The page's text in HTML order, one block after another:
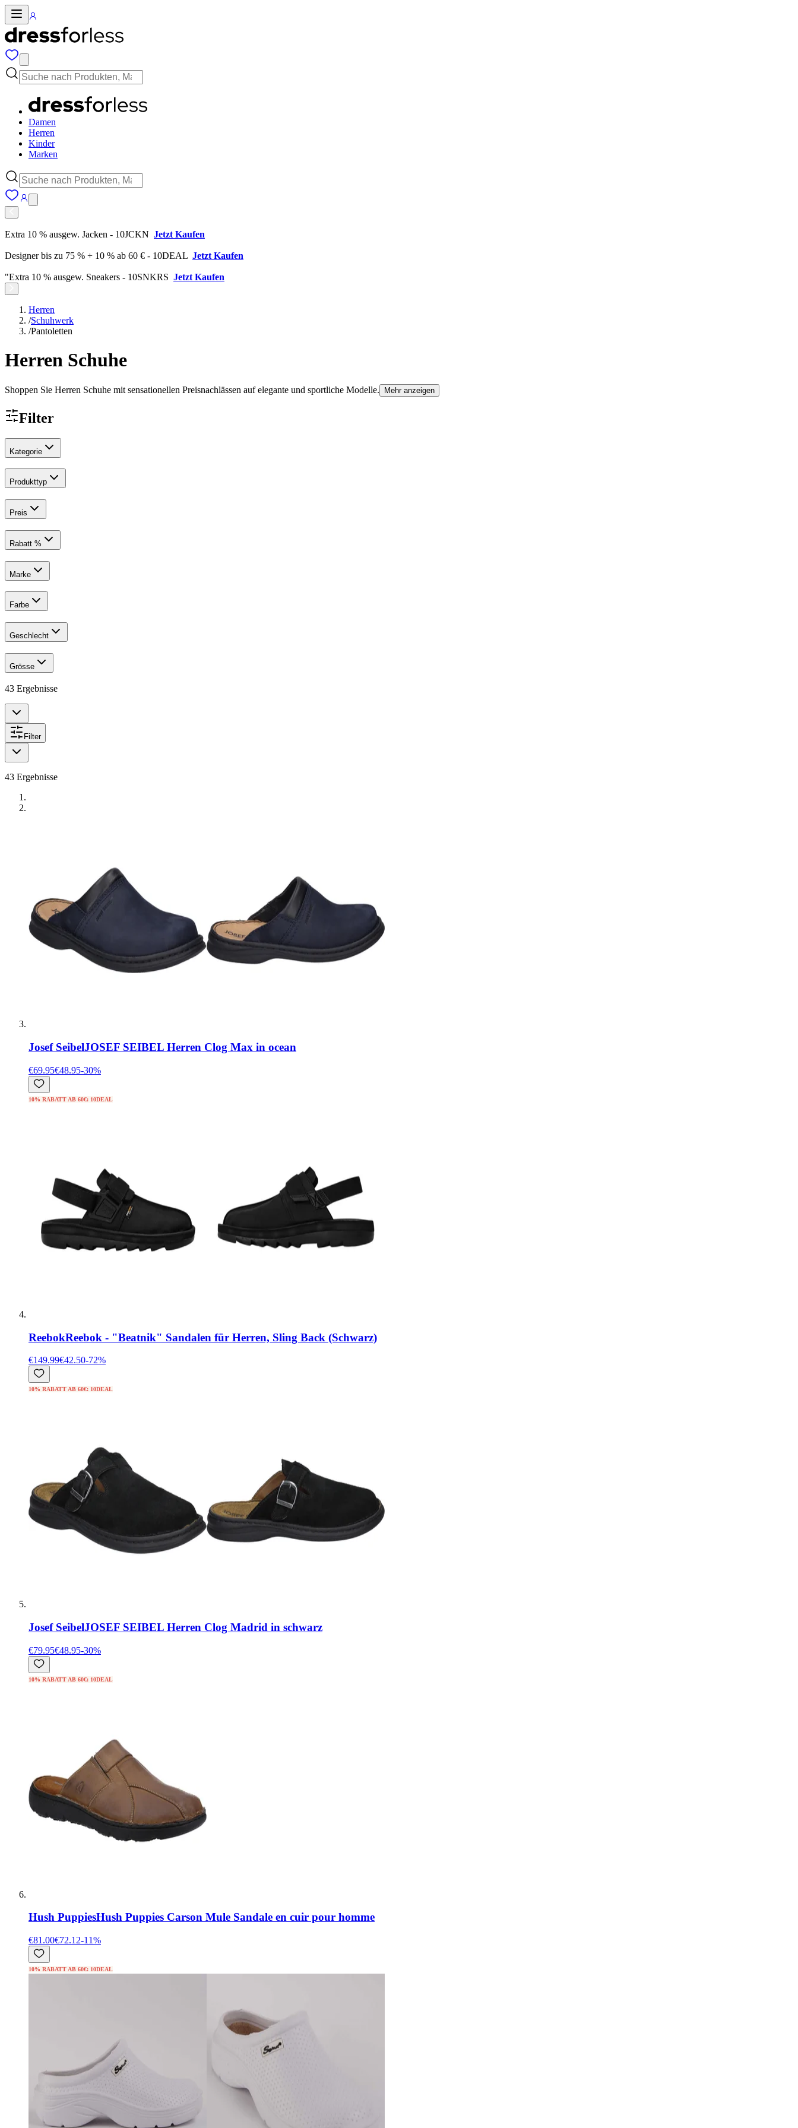
Damen
Herren
Kinder
Marken
Extra 10 % ausgew. Jacken - 10JCKN Jetzt Kaufen
Designer bis zu 75 % + 10 % ab 60 € - 10DEAL Jetzt Kaufen
"Extra 10 % ausgew. Sneakers - 10SNKRS Jetzt Kaufen
Herren
/Schuhwerk
/Pantoletten
Herren Schuhe
Shoppen Sie Herren Schuhe mit sensationellen Preisnachlässen auf elegante und sportliche Modelle. Mehr anzeigen
Filter
Kategorie
Produkttyp
Preis
Rabatt %
Marke
Farbe
Geschlecht
Grösse
43 Ergebnisse
Filter
43 Ergebnisse
Josef SeibelJOSEF SEIBEL Herren Clog Max in ocean
€69.95€48.95-30%
10% RABATT AB 60€: 10DEAL
ReebokReebok - "Beatnik" Sandalen für Herren, Sling Back (Schwarz)
€149.99€42.50-72%
10% RABATT AB 60€: 10DEAL
Josef SeibelJOSEF SEIBEL Herren Clog Madrid in schwarz
€79.95€48.95-30%
10% RABATT AB 60€: 10DEAL
Hush PuppiesHush Puppies Carson Mule Sandale en cuir pour homme
€81.00€72.12-11%
10% RABATT AB 60€: 10DEAL